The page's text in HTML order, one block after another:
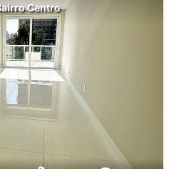
Centro